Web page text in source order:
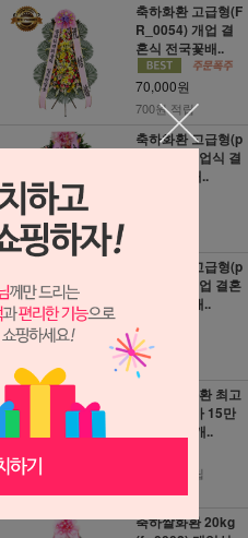
축하화환 고급형(F
R_0054) 개업 결
혼식 전국꽃배..
70,000원
700원 적립
축하화환 고급형(p
b-0394) 개업식 결
혼 3단 꽃배..
축하화환 고급형(p
b-0382) 개업 결혼
식 전국꽃배..
690원 적립
4단 축하화환 최고
급형 시중가 15만
원 (FR-1) 개..
1,240원 적립
축하쌀화환 20kg